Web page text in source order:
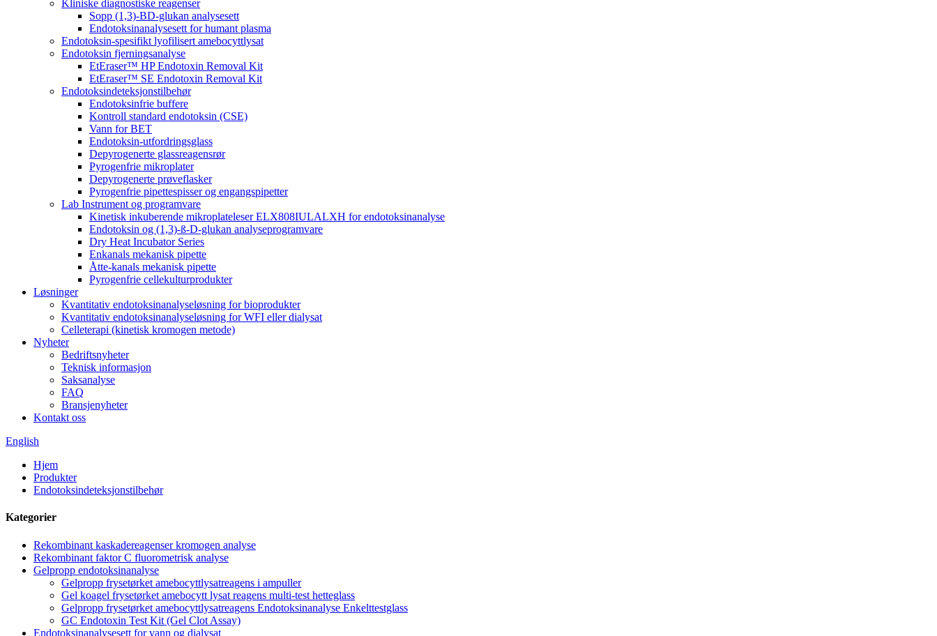
Kliniske diagnostiske reagenser
Sopp (1,3)-BD-glukan analysesett
Endotoksinanalysesett for humant plasma
Endotoksin-spesifikt lyofilisert amebocyttlysat
Endotoksin fjerningsanalyse
EtEraser™ HP Endotoxin Removal Kit
EtEraser™ SE Endotoxin Removal Kit
Endotoksindeteksjonstilbehør
Endotoksinfrie buffere
Kontroll standard endotoksin (CSE)
Vann for BET
Endotoksin-utfordringsglass
Depyrogenerte glassreagensrør
Pyrogenfrie mikroplater
Depyrogenerte prøveflasker
Pyrogenfrie pipettespisser og engangspipetter
Lab Instrument og programvare
Kinetisk inkuberende mikroplateleser ELX808IULALXH for endotoksinanalyse
Endotoksin og (1,3)-ß-D-glukan analyseprogramvare
Dry Heat Incubator Series
Enkanals mekanisk pipette
Åtte-kanals mekanisk pipette
Pyrogenfrie cellekulturprodukter
Løsninger
Kvantitativ endotoksinanalyseløsning for bioprodukter
Kvantitativ endotoksinanalyseløsning for WFI eller dialysat
Celleterapi (kinetisk kromogen metode)
Nyheter
Bedriftsnyheter
Teknisk informasjon
Saksanalyse
FAQ
Bransjenyheter
Kontakt oss
English
Hjem
Produkter
Endotoksindeteksjonstilbehør
Kategorier
Rekombinant kaskadereagenser kromogen analyse
Rekombinant faktor C fluorometrisk analyse
Gelpropp endotoksinanalyse
Gelpropp frysetørket amebocyttlysatreagens i ampuller
Gel koagel frysetørket amebocytt lysat reagens multi-test hetteglass
Gelpropp frysetørket amebocyttlysatreagens Endotoksinanalyse Enkelttestglass
GC Endotoxin Test Kit (Gel Clot Assay)
Endotoksinanalysesett for vann og dialysat